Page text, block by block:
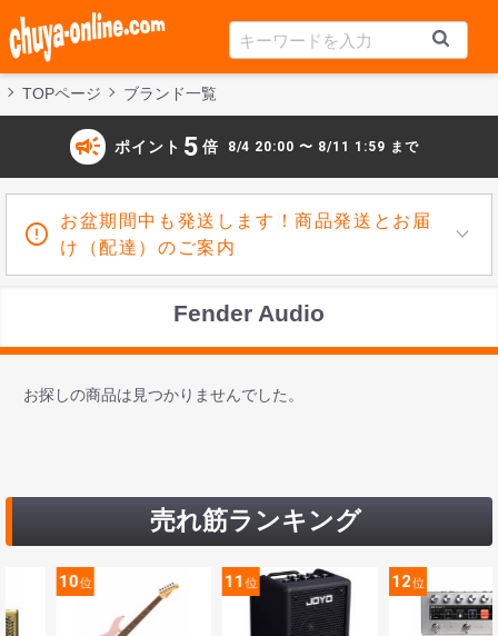
TOPページ ブランド一覧
campaign ポイント 5 倍 8/4 20:00 〜 8/11 1:59 まで
お盆期間中も発送します！商品発送とお届
け（配達）のご案内
Fender Audio
お探しの商品は見つかりませんでした。
売れ筋ランキング
10位 11位 12位